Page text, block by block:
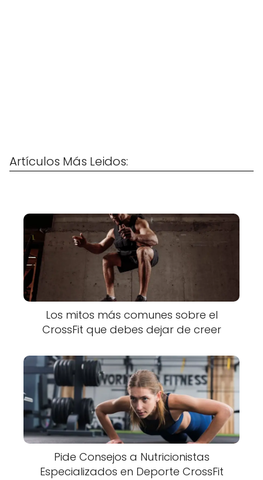
Artículos Más Leidos:
Los mitos más comunes sobre el
CrossFit que debes dejar de creer
Pide Consejos a Nutricionistas
Especializados en Deporte CrossFit